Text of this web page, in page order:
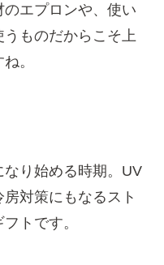
エプロンや、使い
ものだからこそ上
。
り始める時期。UV
対策にもなるスト
トです。